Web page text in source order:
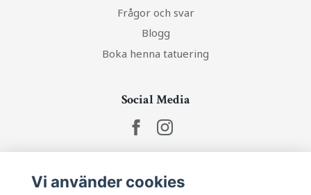
Frågor och svar
Blogg
Boka henna tatuering
Social Media
Ta del av senaste nytt och unika erbjudanden!
Vi använder cookies